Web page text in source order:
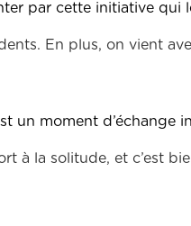
par cette initiative qui
En plus, on vient
un moment d’échange
à la solitude, et c’est